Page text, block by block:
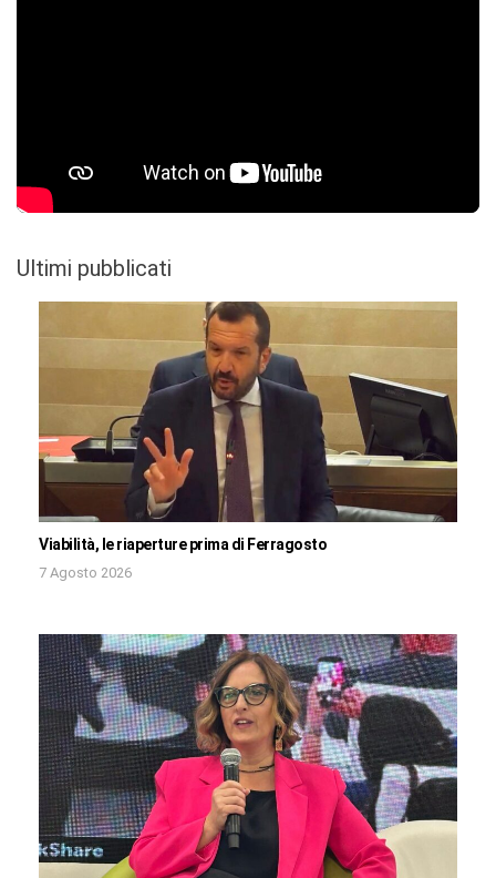
Ultimi pubblicati
Viabilità, le riaperture prima di Ferragosto
7 Agosto 2026